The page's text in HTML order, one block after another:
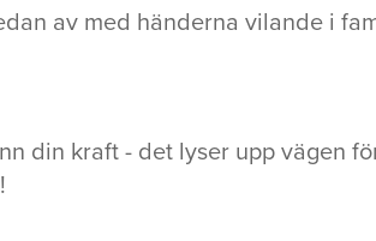
av med händerna vilande i
din kraft - det lyser upp vägen